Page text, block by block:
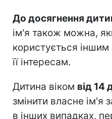
До досягнення
ім'я також можна,
користується іншим
її інтересам.
Дитина віком від 14
змінити власне ім'я
в інших випадках,